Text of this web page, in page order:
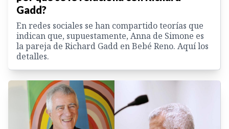
Gadd?
En redes sociales se han compartido teorías que
indican que, supuestamente, Anna de Simone es
la pareja de Richard Gadd en Bebé Reno. Aquí los
detalles.